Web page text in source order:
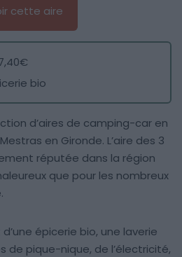
cette aire
bio
d’aires de camping-car en
en Gironde. L’aire des 3
réputée dans la région
que pour les nombreux
épicerie bio, une laverie
de pique-nique, de l’électricité,